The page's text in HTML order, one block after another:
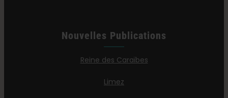
Nouvelles Publications
Reine des Caraïbes
Limez